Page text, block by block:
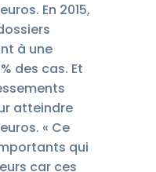
En 2015,
à une
des cas. Et
atteindre
« Ce
qui
car ces